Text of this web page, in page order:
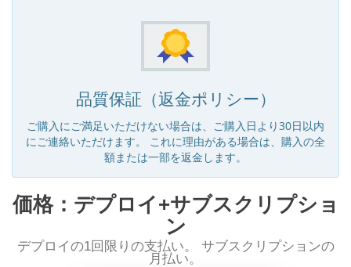
品質保証（返金ポリシー）
ご購入にご満足いただけない場合は、ご購入日より30日以内
にご連絡いただけます。 これに理由がある場合は、購入の全
額または一部を返金します。
価格：デプロイ+サブスクリプショ
ン
デプロイの1回限りの支払い。 サブスクリプションの
月払い。